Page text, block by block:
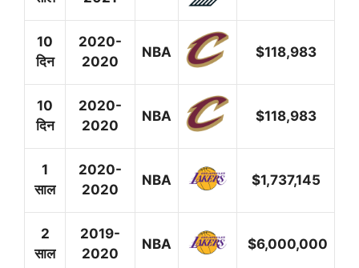
10
दिन
2020-
2020
NBA $118,983
10
दिन
2020-
2020
NBA $118,983
1
साल
2020-
2020
NBA $1,737,145
2
साल
2019-
2020
NBA $6,000,000